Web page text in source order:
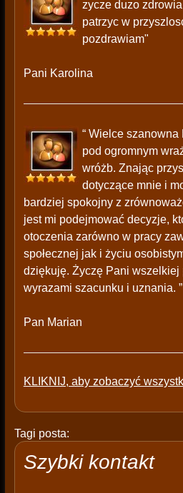
zycze duzo
patrzyc w
pozdrawiam"
Pani Karolina
“ Wielce
pod ogromnym
wróżb. Znając
dotyczące mnie i
bardziej spokojny z
jest mi podejmować decyzje,
otoczenia zarówno w pracy
społecznej jak i życiu
dziękuję. Życzę Pani wszelkiej
wyrazami szacunku i uznania. ”
Pan Marian
KLIKNIJ, aby zobaczyć
Tagi posta:
Szybki kontakt